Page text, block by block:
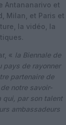
Antananarivo et
Milan, et Paris et
la vidéo, la
« la Biennale de
pays de rayonner
partenaire de
notre savoir-
qui, par son talent
ambassadeurs